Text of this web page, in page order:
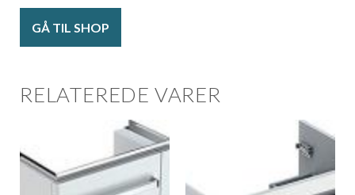
GÅ TIL SHOP
RELATEREDE VARER